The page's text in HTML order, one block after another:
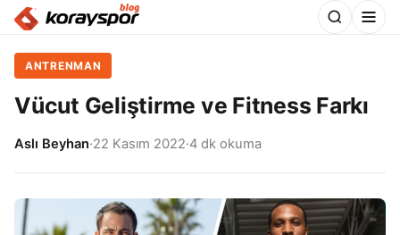
ANTRENMAN
Vücut Geliştirme ve Fitness Farkı
Aslı Beyhan·22 Kasım 2022·4 dk okuma